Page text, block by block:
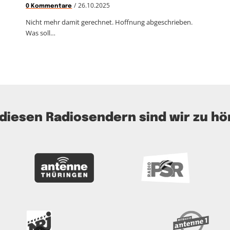
0 Kommentare / 26.10.2025
Nicht mehr damit gerechnet. Hoffnung abgeschrieben.
Was soll…
Radiosendern sind wir zu